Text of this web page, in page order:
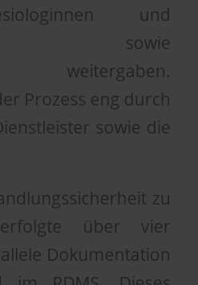
und
sowie
weitergaben.
Prozess eng durch
sowie die
zu
erfolgte über vier
Dokumentation